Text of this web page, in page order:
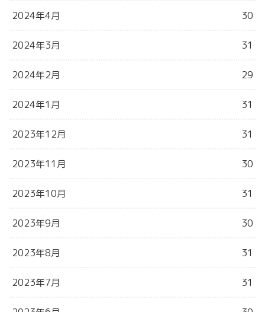
2024年4月 30
2024年3月 31
2024年2月 29
2024年1月 31
2023年12月 31
2023年11月 30
2023年10月 31
2023年9月 30
2023年8月 31
2023年7月 31